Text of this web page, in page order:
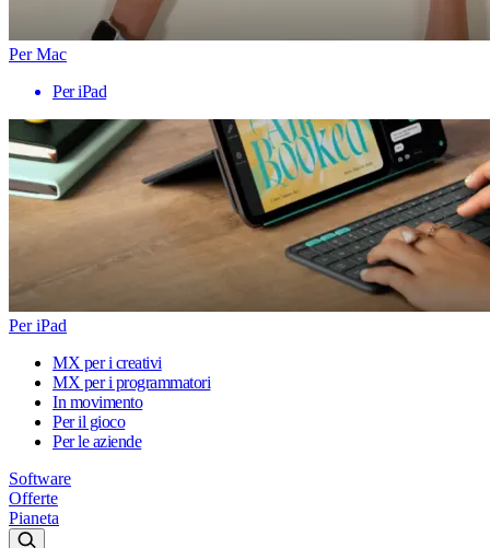
Per Mac
Per iPad
Per iPad
MX per i creativi
MX per i programmatori
In movimento
Per il gioco
Per le aziende
Software
Offerte
Pianeta